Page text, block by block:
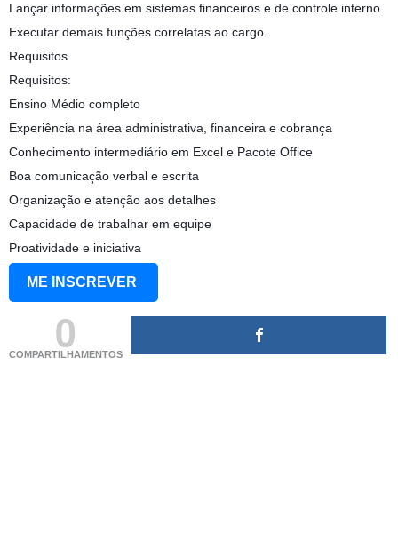
Lançar informações em sistemas financeiros e de controle interno
Executar demais funções correlatas ao cargo.
Requisitos
Requisitos:
Ensino Médio completo
Experiência na área administrativa, financeira e cobrança
Conhecimento intermediário em Excel e Pacote Office
Boa comunicação verbal e escrita
Organização e atenção aos detalhes
Capacidade de trabalhar em equipe
Proatividade e iniciativa
ME INSCREVER
0
COMPARTILHAMENTOS